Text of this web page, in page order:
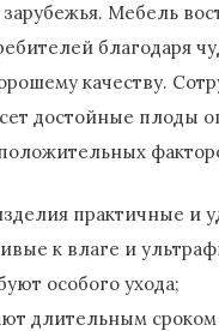
Мебель
благодаря
качеству.
достойные плоды
практичные и
к влаге и
особого ухода;
длительным